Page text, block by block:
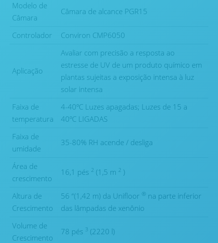
Modelo de
Câmara
Câmara de alcance PGR15
Controlador Conviron CMP6050
Aplicação
Avaliar com precisão a resposta ao
estresse de UV de um produto químico em
plantas sujeitas a exposição intensa à luz
solar intensa
Faixa de
temperatura
4-40ºC Luzes apagadas; Luzes de 15 a
40ºC LIGADAS
Faixa de
umidade
35-80% RH acende / desliga
Área de
crescimento
16,1 pés 2 (1,5 m 2 )
Altura de
Crescimento
56 “(1,42 m) da Unifloor ® na parte inferior
das lâmpadas de xenônio
Volume de
Crescimento
78 pés 3 (2220 l)